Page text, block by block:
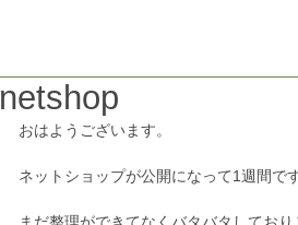
netshop
おはようございます。
ネットショップが公開になって1週間で